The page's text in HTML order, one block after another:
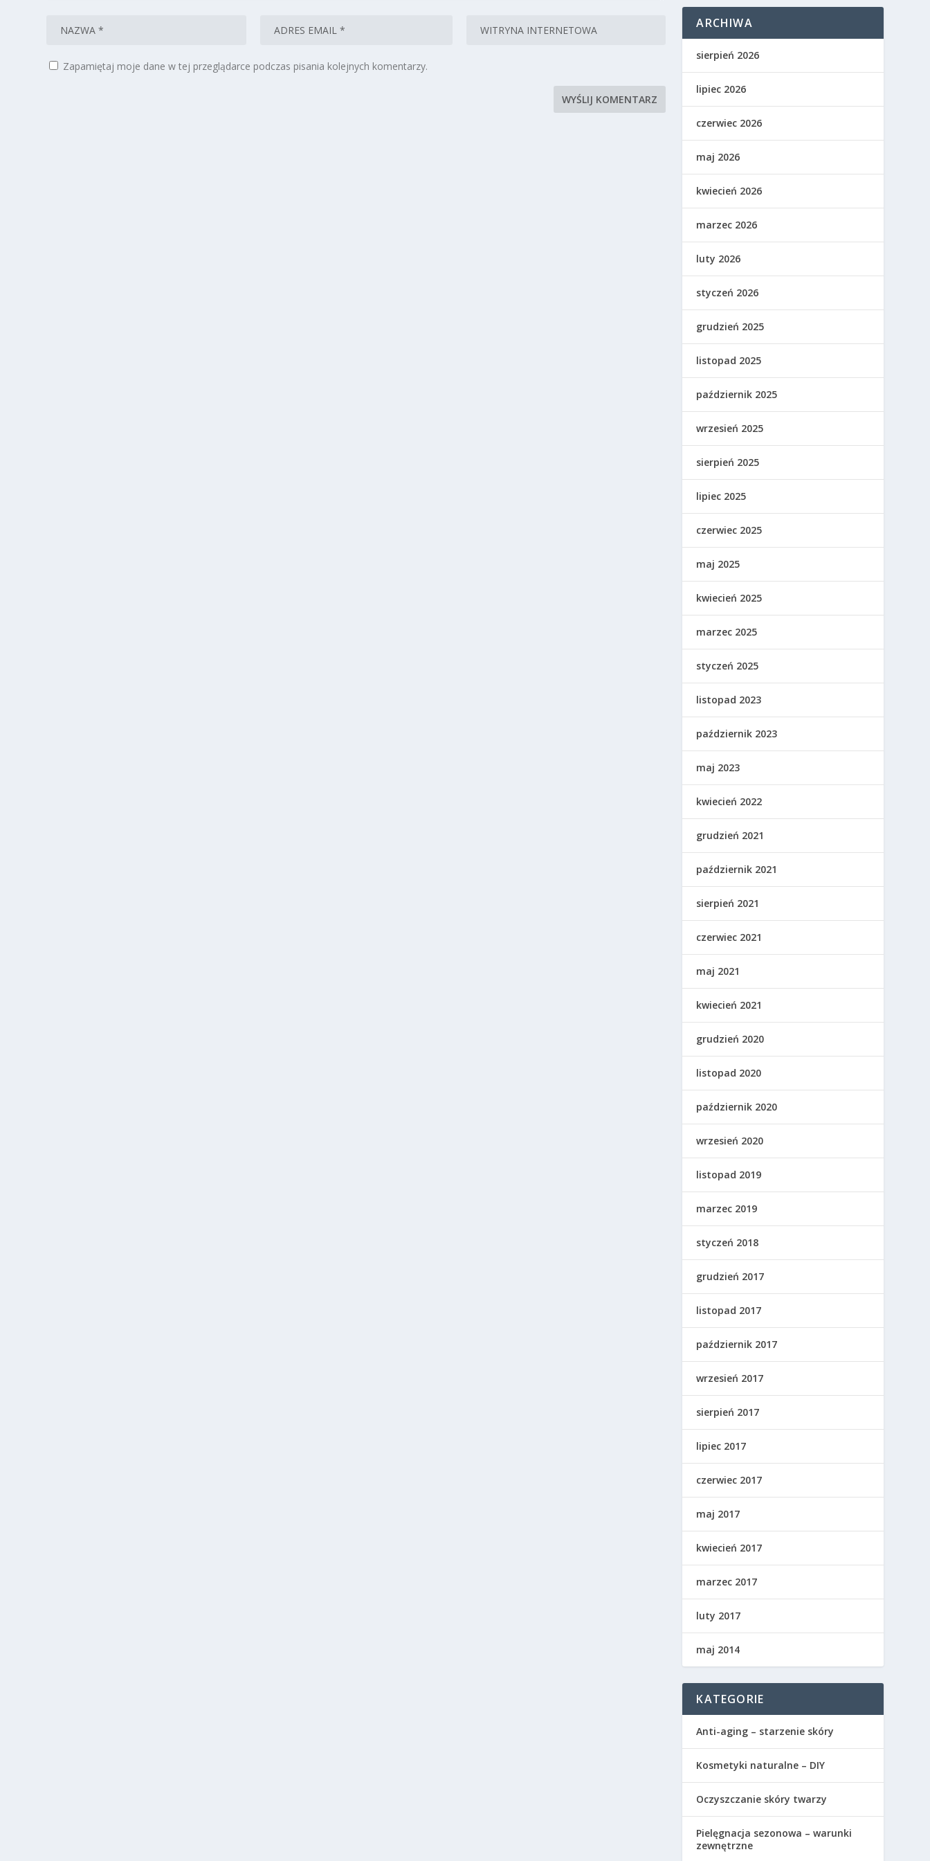
Zapamiętaj moje dane w tej przeglądarce podczas pisania kolejnych komentarzy.
ARCHIWA
sierpień 2026
lipiec 2026
czerwiec 2026
maj 2026
kwiecień 2026
marzec 2026
luty 2026
styczeń 2026
grudzień 2025
listopad 2025
październik 2025
wrzesień 2025
sierpień 2025
lipiec 2025
czerwiec 2025
maj 2025
kwiecień 2025
marzec 2025
styczeń 2025
listopad 2023
październik 2023
maj 2023
kwiecień 2022
grudzień 2021
październik 2021
sierpień 2021
czerwiec 2021
maj 2021
kwiecień 2021
grudzień 2020
listopad 2020
październik 2020
wrzesień 2020
listopad 2019
marzec 2019
styczeń 2018
grudzień 2017
listopad 2017
październik 2017
wrzesień 2017
sierpień 2017
lipiec 2017
czerwiec 2017
maj 2017
kwiecień 2017
marzec 2017
luty 2017
maj 2014
KATEGORIE
Anti-aging – starzenie skóry
Kosmetyki naturalne – DIY
Oczyszczanie skóry twarzy
Pielęgnacja sezonowa – warunki
zewnętrzne